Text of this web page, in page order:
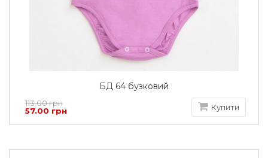
БД 64 бузковий
113.00 грн
57.00 грн
Купити